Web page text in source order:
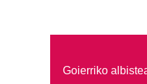
Goierriko